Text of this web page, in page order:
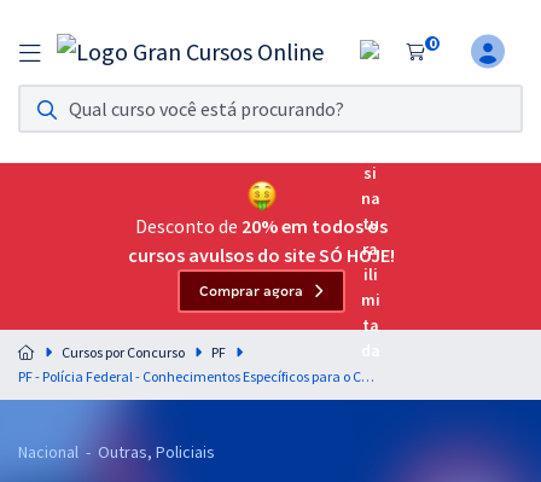
0
Assinatura Ilimitada 11
Acesso a todos os cursos. Teste grátis por 7 dias!
Assinatura OAB Até Passar
Acesso ilimitado a toda preparação para o Exame da
Residências Multiprofissionais
Preparação completa e intensiva para as principais
residências em saúde do Brasil
Desconto de 20% em todos os
cursos avulsos do site SÓ HOJE!
Comprar agora
Cursos por Concurso
PF
PF - Polícia Federal - Conhecimentos Específicos para o Cargo 2: Perito Criminal Federal - Área:1 Contábil-Financeira
Nacional - Outras, Policiais